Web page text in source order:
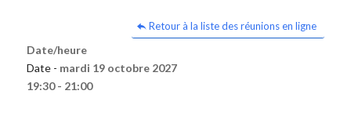
Retour à la liste des réunions en ligne
Date/heure
Date - mardi 19 octobre 2027
19:30 - 21:00